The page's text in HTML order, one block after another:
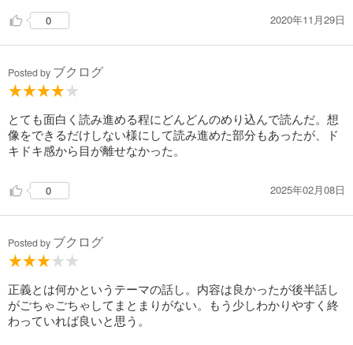
0 2020年11月29日
Posted by ブクログ
とても面白く読み進める程にどんどんのめり込んで読んだ。想
像をできるだけしない様にして読み進めた部分もあったが、ド
キドキ感から目が離せなかった。
0 2025年02月08日
Posted by ブクログ
正義とは何かというテーマの話し。内容は良かったが後半話し
がごちゃごちゃしてまとまりがない。もう少しわかりやすく終
わっていれば良いと思う。